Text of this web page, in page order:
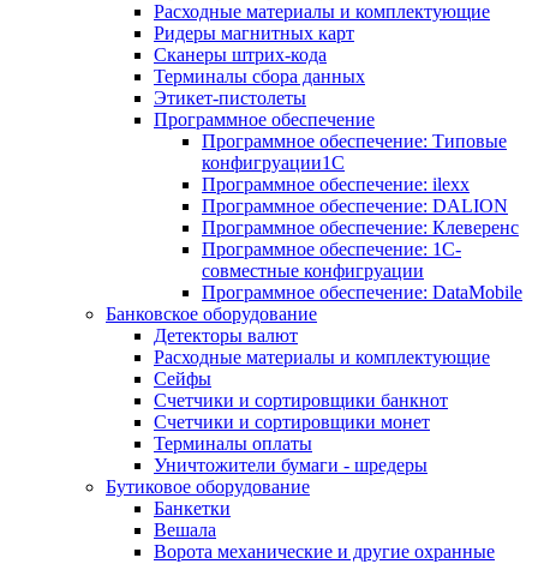
Расходные материалы и комплектующие
Ридеры магнитных карт
Сканеры штрих-кода
Терминалы сбора данных
Этикет-пистолеты
Программное обеспечение
Программное обеспечение: Типовые
конфигруации1С
Программное обеспечение: ilexx
Программное обеспечение: DALION
Программное обеспечение: Клеверенс
Программное обеспечение: 1С-
совместные конфигруации
Программное обеспечение: DataMobile
Банковское оборудование
Детекторы валют
Расходные материалы и комплектующие
Сейфы
Счетчики и сортировщики банкнот
Счетчики и сортировщики монет
Терминалы оплаты
Уничтожители бумаги - шредеры
Бутиковое оборудование
Банкетки
Вешала
Ворота механические и другие охранные